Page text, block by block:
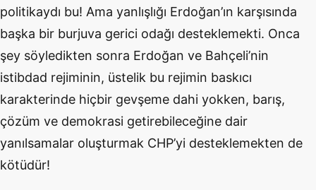
politikaydı bu! Ama yanlışlığı Erdoğan’ın karşısında
başka bir burjuva gerici odağı desteklemekti. Onca
şey söyledikten sonra Erdoğan ve Bahçeli’nin
istibdad rejiminin, üstelik bu rejimin baskıcı
karakterinde hiçbir gevşeme dahi yokken, barış,
çözüm ve demokrasi getirebileceğine dair
yanılsamalar oluşturmak CHP’yi desteklemekten de
kötüdür!